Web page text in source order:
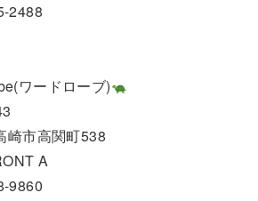
2488
ワードローブ)
崎市高関町538
A
9860